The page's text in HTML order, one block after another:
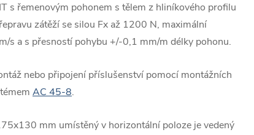
s řemenovým pohonem s tělem z hliníkového profilu
zátěží se silou Fx až 1200 N, maximální
s a s přesností pohybu +/-0,1 mm/m délky pohonu.
nebo připojení příslušenství pomocí montážních
AC 45-8.
mm umístěný v horizontální poloze je vedený